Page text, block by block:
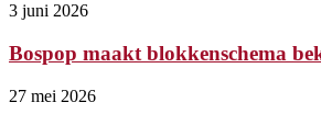
3 juni 2026
Bospop maakt blokkenschema
27 mei 2026